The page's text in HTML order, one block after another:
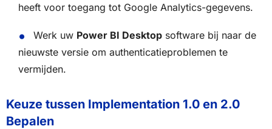
heeft voor toegang tot Google Analytics-gegevens.
Werk uw Power BI Desktopsoftware bij naar de
nieuwste versie om authenticatieproblemen te
vermijden.
Keuze tussen Implementation 1.0 en 2.0
Bepalen